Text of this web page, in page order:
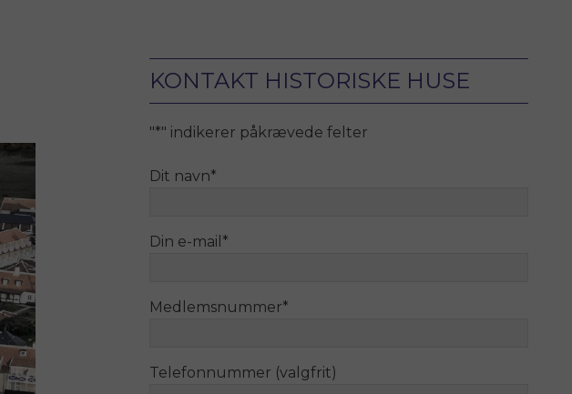
KONTAKT HISTORISKE HUSE
"*" indikerer påkrævede felter
Dit navn*
Din e-mail *
Medlemsnummer*
Telefonnummer (valgfrit)